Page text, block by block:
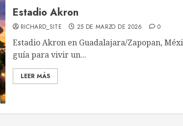
Estadio Akron
RICHARD_SITE 25 DE MARZO DE 2026 0
Estadio Akron en Guadalajara/Zapopan,
guía para vivir un...
LEER MÁS